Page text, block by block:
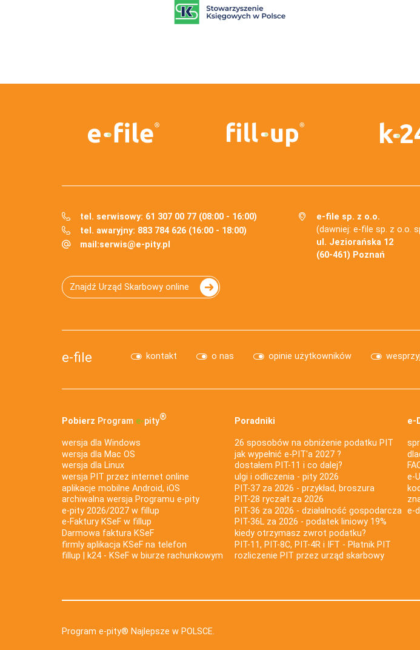
tel. serwisowy: 61 307 00 77 (08:00 - 16:00)
tel. awaryjny: 883 784 626 (16:00 - 18:00)
mail:serwis@e-pity.pl
e-file sp. z o.o.
(dawniej: e-file sp. z o.o.
ul. Jeziorańska 12
(60-461) Poznań
Znajdź Urząd Skarbowy online
e-file kontakt o nas opinie użytkowników
Pobierz Program e‑pity®
wersja dla Windows
wersja dla Mac OS
wersja dla Linux
wersja PIT przez internet online
aplikacje mobilne Android, iOS
archiwalna wersja Programu e-pity
e-pity 2026/2027 w fillup
e‑Faktury KSeF w fillup
Darmowa faktura KSeF
firmly aplikacja KSeF na telefon
fillup | k24 - KSeF w biurze rachunkowym
Poradniki
26 sposobów na obniżenie podatku PIT
jak wypełnić e-PIT'a 2027 ?
dostałem PIT-11 i co dalej?
ulgi i odliczenia - pity 2026
PIT-37 za 2026 - przykład, broszura
PIT-28 ryczałt za 2026
PIT-36 za 2026 - działalność gospodarcza
PIT-36L za 2026 - podatek liniowy 19%
kiedy otrzymasz zwrot podatku?
PIT-11, PIT-8C, PIT-4R i IFT - Płatnik PIT
rozliczenie PIT przez urząd skarbowy
e-
e-
e-
Program e-pity® Najlepsze w POLSCE.